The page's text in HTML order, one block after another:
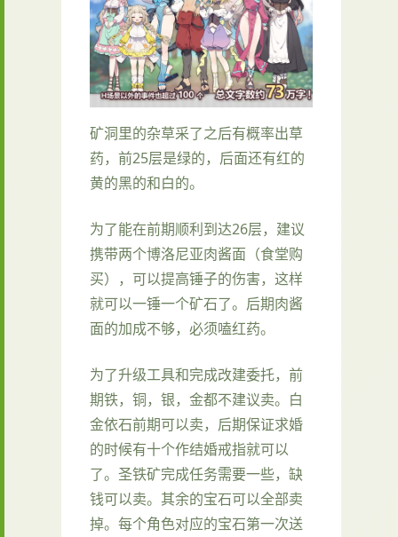
矿洞里的杂草采了之后有概率出草
药，前25层是绿的，后面还有红的
黄的黑的和白的。
为了能在前期顺利到达26层，建议
携带两个博洛尼亚肉酱面（食堂购
买），可以提高锤子的伤害，这样
就可以一锤一个矿石了。后期肉酱
面的加成不够，必须嗑红药。
为了升级工具和完成改建委托，前
期铁，铜，银，金都不建议卖。白
金依石前期可以卖，后期保证求婚
的时候有十个作结婚戒指就可以
了。圣铁矿完成任务需要一些，缺
钱可以卖。其余的宝石可以全部卖
掉。每个角色对应的宝石第一次送